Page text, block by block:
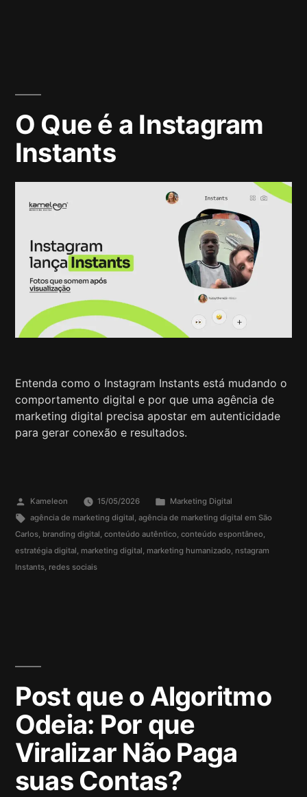
O Que é a Instagram
Instants
Entenda como o Instagram Instants está mudando o
comportamento digital e por que uma agência de
marketing digital precisa apostar em autenticidade
para gerar conexão e resultados.
Kameleon 15/05/2026
Marketing Digital
agência de marketing digital, agência de marketing digital em São
Carlos, branding digital, conteúdo autêntico, conteúdo espontâneo,
estratégia digital, marketing digital, marketing humanizado, nstagram
Instants, redes sociais
Post que o Algoritmo
Odeia: Por que
Viralizar Não Paga
suas Contas?